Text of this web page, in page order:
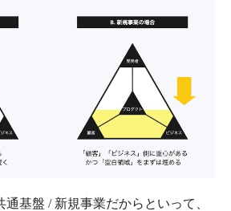
基盤 / 新規事業だからといって、